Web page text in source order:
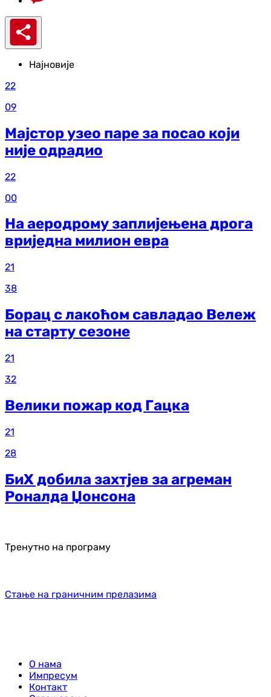
Најновије
22
09
Мајстор узео паре за посао који
није одрадио
22
00
На аеродрому заплијењена дрога
вриједна милион евра
21
38
Борац с лакоћом савладао Вележ
на старту сезоне
21
32
Велики пожар код Гацка
21
28
БиХ добила захтјев за агреман
Роналда Џонсона
Тренутно на програму
Стање на граничним прелазима
О нама
Импресум
Контакт